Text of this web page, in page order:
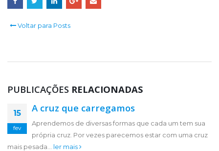
Voltar para Posts
PUBLICAÇÕES RELACIONADAS
15
fev
A cruz que carregamos
Aprendemos de diversas formas que cada um tem sua
própria cruz. Por vezes parecemos estar com uma cruz
mais pesada... ler mais
23
jun
Invocação a Deus
Senhor, paremos por um momento e pensemos em
nossas vidas, permita que olhemos dentro de nós com a
intenção...ler mais